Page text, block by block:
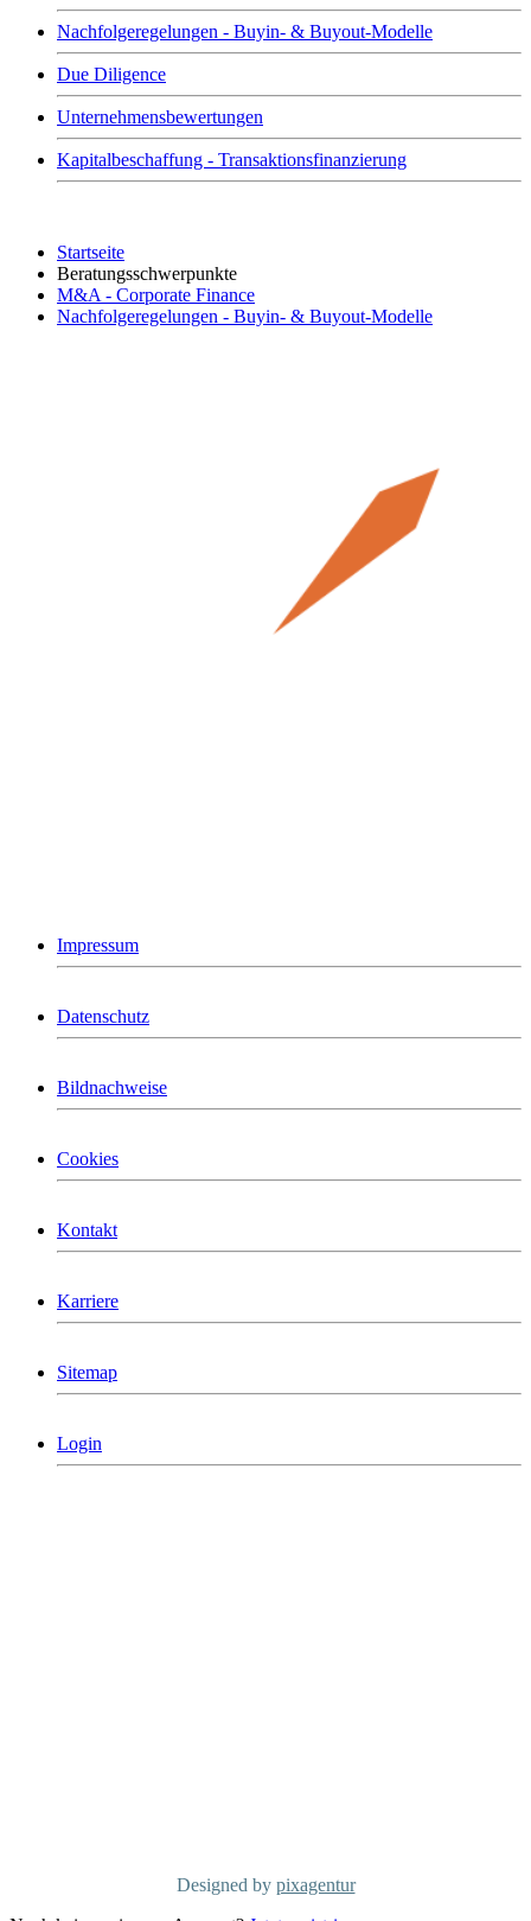
Nachfolgeregelungen - Buyin- & Buyout-Modelle
Due Diligence
Unternehmensbewertungen
Kapitalbeschaffung - Transaktionsfinanzierung
Startseite
Beratungsschwerpunkte
M&A - Corporate Finance
Nachfolgeregelungen - Buyin- & Buyout-Modelle
Impressum
Datenschutz
Bildnachweise
Cookies
Kontakt
Karriere
Sitemap
Login
Designed by pixagentur